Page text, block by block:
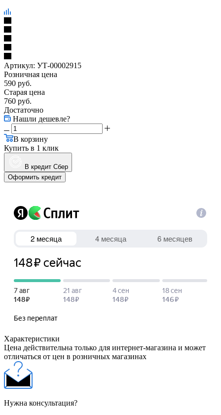
Артикул: УТ-00002915
Розничная цена
590 руб.
Старая цена
760 руб.
Достаточно
Нашли дешевле?
В корзину
Купить в 1 клик
В кредит Сбер
Оформить кредит
Характеристики
Цена действительна только для интернет-магазина и может
отличаться от цен в розничных магазинах
Нужна консультация?